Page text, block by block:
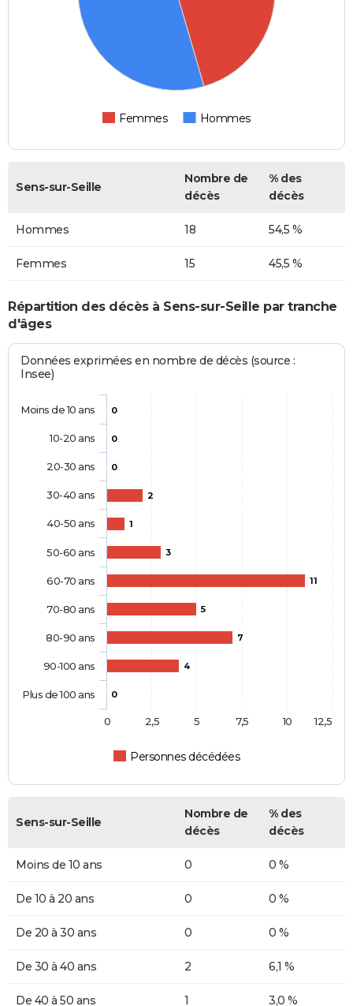
Femmes Hommes
Sens-sur-Seille
Nombre de
décès
% des
décès
Hommes 18 54,5 %
Femmes 15 45,5 %
Répartition des décès à Sens-sur-Seille par tranche
d'âges
Données exprimées en nombre de décès (source :
Insee)
0
0
0
2
1
3
11
5
7
4
0
Personnes décédées
Moins de 10 ans
10-20 ans
20-30 ans
30-40 ans
40-50 ans
50-60 ans
60-70 ans
70-80 ans
80-90 ans
90-100 ans
Plus de 100 ans
0 10
2,5 5 7,5 12,5
Sens-sur-Seille
Nombre de
décès
% des
décès
Moins de 10 ans 0 0 %
De 10 à 20 ans 0 0 %
De 20 à 30 ans 0 0 %
De 30 à 40 ans 2 6,1 %
De 40 à 50 ans 1 3,0 %